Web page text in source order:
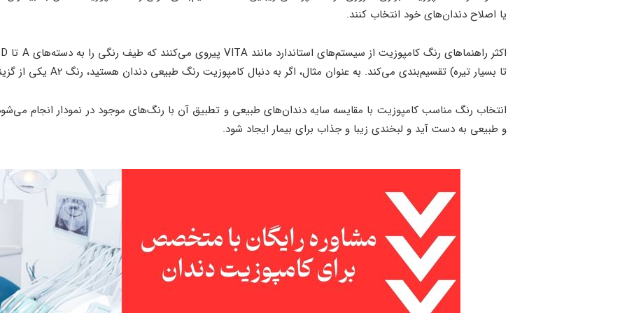
یا اصلاح دندان‌های خود انتخاب کنند.
تا بسیار تیره) تقسیم‌بندی می‌کند. به عنوان مثال، اگر به دنبال کامپوزیت رنگ طبیعی دندان هستید، رنگ A2 یکی از گزینه‌های رایج است.
انتخاب رنگ مناسب کامپوزیت با مقایسه سایه دندان‌های طبیعی و تطبیق آن با رنگ‌های موجود در نمودار انجام
و طبیعی به دست آید و لبخندی زیبا و جذاب برای بیمار ایجاد شود.